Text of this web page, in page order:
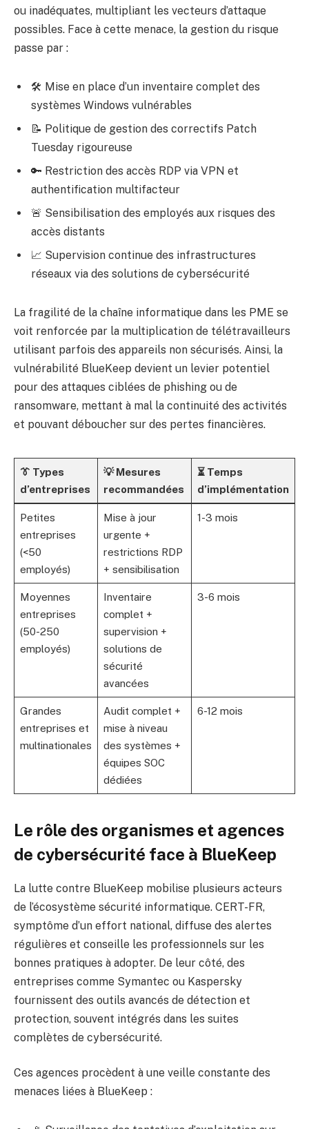
ou inadéquates, multipliant les vecteurs d’attaque
possibles. Face à cette menace, la gestion du risque
passe par :
🛠️ Mise en place d’un inventaire complet des
systèmes Windows vulnérables
📝 Politique de gestion des correctifs Patch
Tuesday rigoureuse
🔑 Restriction des accès RDP via VPN et
authentification multifacteur
🚨 Sensibilisation des employés aux risques des
accès distants
📈 Supervision continue des infrastructures
réseaux via des solutions de cybersécurité
La fragilité de la chaîne informatique dans les PME se
voit renforcée par la multiplication de télétravailleurs
utilisant parfois des appareils non sécurisés. Ainsi, la
vulnérabilité BlueKeep devient un levier potentiel
pour des attaques ciblées de phishing ou de
ransomware, mettant à mal la continuité des activités
et pouvant déboucher sur des pertes financières.
👔 Types
d’entreprises
💡 Mesures
recommandées
⏳ Temps
d’implémentation
Petites
entreprises
(<50
employés)
Mise à jour
urgente +
restrictions RDP
+ sensibilisation
1-3 mois
Moyennes
entreprises
(50-250
employés)
Inventaire
complet +
supervision +
solutions de
sécurité
avancées
3-6 mois
Grandes
entreprises et
multinationales
Audit complet +
mise à niveau
des systèmes +
équipes SOC
dédiées
6-12 mois
Le rôle des organismes et agences
de cybersécurité face à BlueKeep
La lutte contre BlueKeep mobilise plusieurs acteurs
de l’écosystème sécurité informatique. CERT-FR,
symptôme d’un effort national, diffuse des alertes
régulières et conseille les professionnels sur les
bonnes pratiques à adopter. De leur côté, des
entreprises comme Symantec ou Kaspersky
fournissent des outils avancés de détection et
protection, souvent intégrés dans les suites
complètes de cybersécurité.
Ces agences procèdent à une veille constante des
menaces liées à BlueKeep :